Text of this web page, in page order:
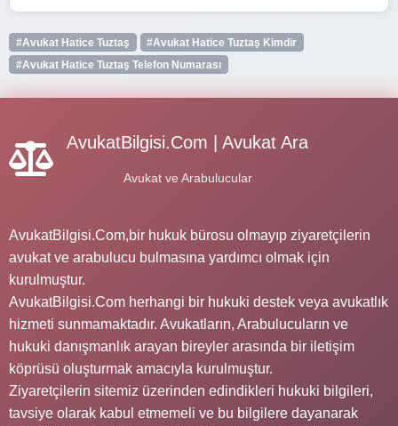
#Avukat Hatice Tuztaş
#Avukat Hatice Tuztaş Kimdir
#Avukat Hatice Tuztaş Telefon Numarası
AvukatBilgisi.Com | Avukat Ara
Avukat ve Arabulucular
AvukatBilgisi.Com,bir hukuk bürosu olmayıp ziyaretçilerin
avukat ve arabulucu bulmasına yardımcı olmak için
kurulmuştur.
AvukatBilgisi.Com herhangi bir hukuki destek veya avukatlık
hizmeti sunmamaktadır. Avukatların, Arabulucuların ve
hukuki danışmanlık arayan bireyler arasında bir iletişim
köprüsü oluşturmak amacıyla kurulmuştur.
Ziyaretçilerin sitemiz üzerinden edindikleri hukuki bilgileri,
tavsiye olarak kabul etmemeli ve bu bilgilere dayanarak